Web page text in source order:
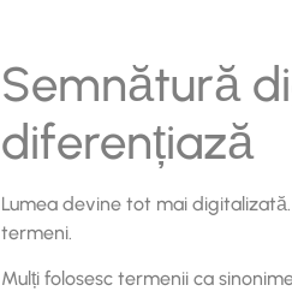
Semnătură
diferențiază
Lumea devine tot mai
termeni.
Mulți folosesc termenii ca